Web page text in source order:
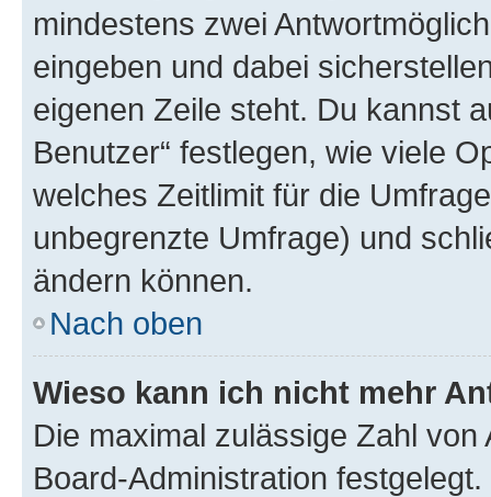
mindestens zwei
eingeben und dabei
eigenen Zeile steht. Du kannst
Benutzer“ festlegen, wie viele
welches Zeitlimit für die
unbegrenzte Umfrage) und
ändern können.
Nach oben
Wieso kann ich nicht mehr
Die maximal zulässige Zahl
Board-Administration